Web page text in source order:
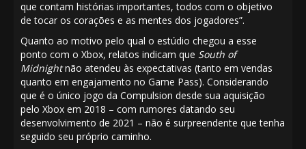
que contam histórias importantes, todos com o objetivo
de tocar os corações e as mentes dos jogadores”.
Quanto ao motivo pelo qual o estúdio chegou a esse
ponto com o Xbox, relatos indicam que South of
Midnightnão atendeu às expectativas (tanto em vendas
quanto em engajamento no Game Pass). Considerando
que é o único jogo da Compulsion desde sua aquisição
pelo Xbox em 2018 – com rumores datando seu
desenvolvimento de 2021 – não é surpreendente que tenha
seguido seu próprio caminho.